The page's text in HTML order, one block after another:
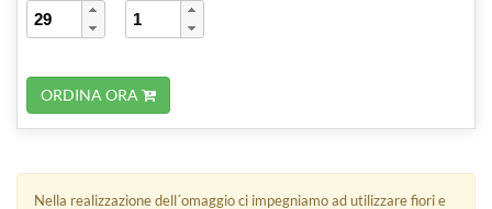
ORDINA ORA
Nella realizzazione dell´omaggio ci impegniamo ad utilizzare fiori e